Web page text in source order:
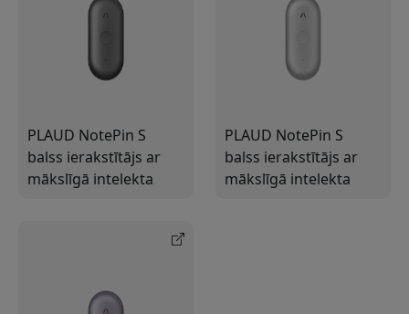
PLAUD NotePin S
balss ierakstītājs ar
mākslīgā intelekta
PLAUD NotePin S
balss ierakstītājs ar
mākslīgā intelekta